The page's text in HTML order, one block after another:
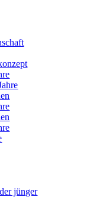
jünger